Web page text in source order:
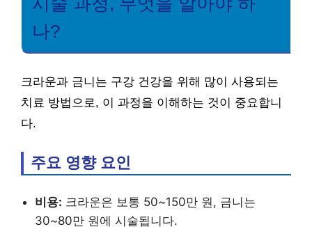
나?
크라운과 금니는 구강 건강을 위해 많이 사용되는
치료 방법으로, 이 과정을 이해하는 것이 중요합니
다.
주요 영향 요인
비용: 크라운은 보통 50~150만 원, 금니는
30~80만 원에 시술됩니다.